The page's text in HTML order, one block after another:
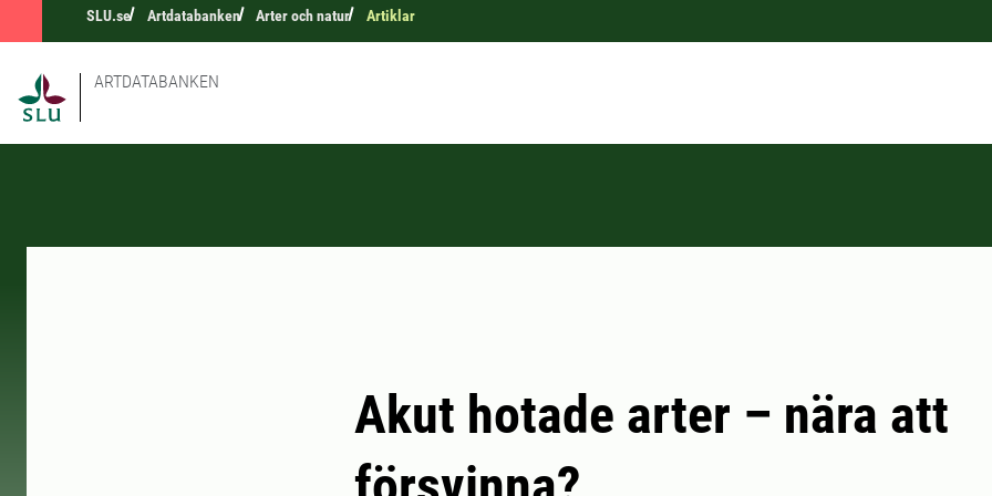
SLU.se Artdatabanken Arter och natur Artiklar
ARTDATABANKEN
Akut hotade arter – nära att